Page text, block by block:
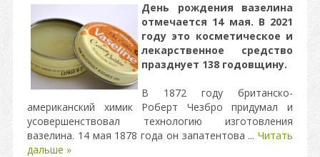
День рождения вазелина
отмечается 14 мая. В 2021
году это косметическое и
лекарственное средство
празднует 138 годовщину.
В 1872 году британско-
американский химик Роберт Чезбро придумал и
усовершенствовал технологию изготовления
вазелина. 14 мая 1878 года он запатентова ... Читать
дальше »